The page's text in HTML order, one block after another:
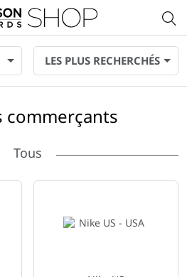
LES PLUS RECHERCHÉS
commerçants
Tous